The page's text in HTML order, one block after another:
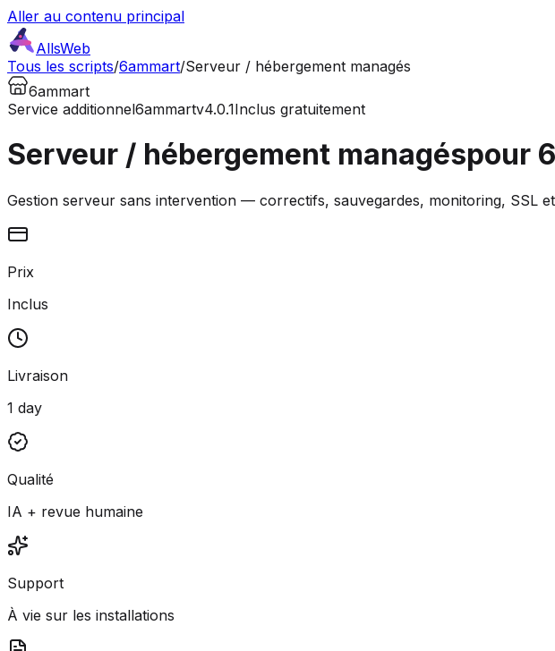
Aller au contenu principal
AllsWeb
Tous les scripts/6ammart/Serveur / hébergement managés
6ammart
Service additionnel6ammartv4.0.1Inclus gratuitement
Serveur / hébergement managéspour
Gestion serveur sans intervention — correctifs, sauvegardes, monitoring, SSL
Prix
Inclus
Livraison
1 day
Qualité
IA + revue humaine
Support
À vie sur les installations